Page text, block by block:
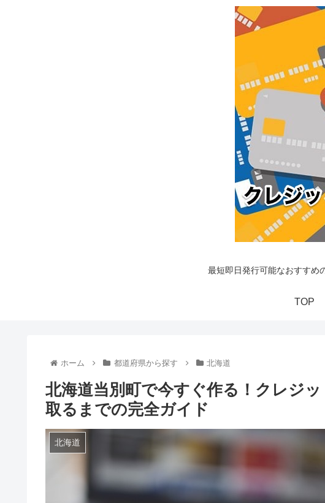
最短即日発行可能なおすすめ
TOP
ホーム 都道府県から探す 北海道
北海道当別町で今すぐ作る！クレジ
取るまでの完全ガイド
北海道